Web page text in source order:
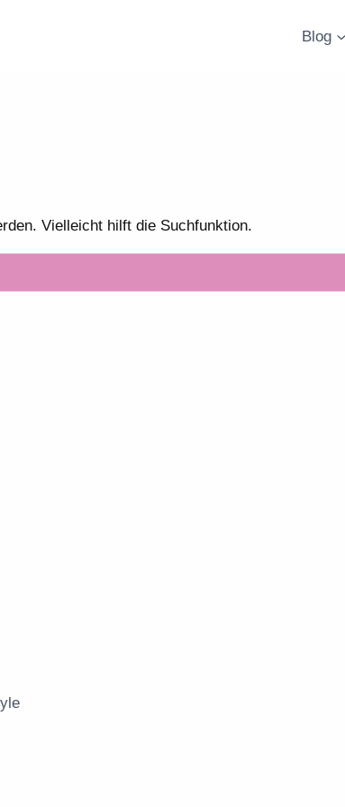
Blog
Vielleicht hilft die Suchfunktion.